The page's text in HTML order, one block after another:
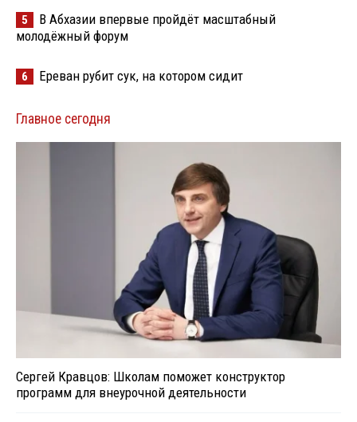
5
В Абхазии впервые пройдёт масштабный
молодёжный форум
6 Ереван рубит сук, на котором сидит
Главное сегодня
Сергей Кравцов: Школам поможет конструктор
программ для внеурочной деятельности